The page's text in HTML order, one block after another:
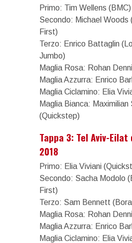
Primo: Tim Wellens (BMC)
Secondo: Michael Woods
First)
Terzo: Enrico Battaglin
Jumbo)
Maglia Rosa: Rohan
Maglia Azzurra: Enrico
Maglia Ciclamino: Elia
Maglia Bianca: Maximilian
(Quickstep)
Tappa 3: Tel Aviv-
2018
Primo: Elia Viviani
Secondo: Sacha Modolo
First)
Terzo: Sam Bennett
Maglia Rosa: Rohan
Maglia Azzurra: Enrico
Maglia Ciclamino: Elia